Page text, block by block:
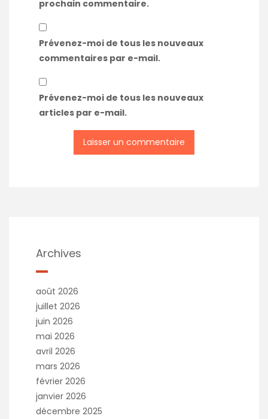
prochain commentaire.
Prévenez-moi de tous les nouveaux
commentaires par e-mail.
Prévenez-moi de tous les nouveaux
articles par e-mail.
Archives
août 2026
juillet 2026
juin 2026
mai 2026
avril 2026
mars 2026
février 2026
janvier 2026
décembre 2025